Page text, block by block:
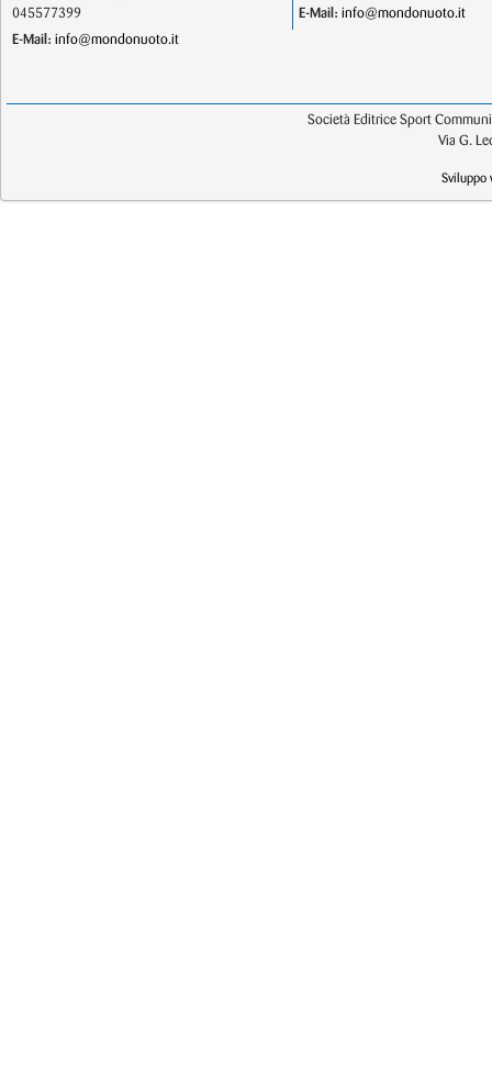
045577399
E-Mail: info@mondonuoto.it
E-Mail: info@mondonuoto.it
Società Editrice Sport
Via G.
Sviluppo